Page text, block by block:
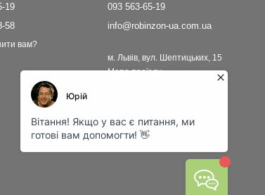
19
58
вам?
093 563-65-19
info@robinzon-ua.com.ua
м. Львів, вул. Шептицьких, 15
Мапа проїзду